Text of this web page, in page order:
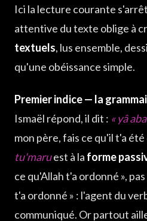
Ici la lecture courante
attentive du texte oblige à
textuels, lus ensemble,
qu'une obéissance simple.
Premier indice — la
Ismaël répond, il dit : « yâ
mon père, fais ce qu'il t'a
tu'maruest à la forme
ce qu'Allah t'a ordonné »,
t'a ordonné » : l'agent du
communiqué. Or partout